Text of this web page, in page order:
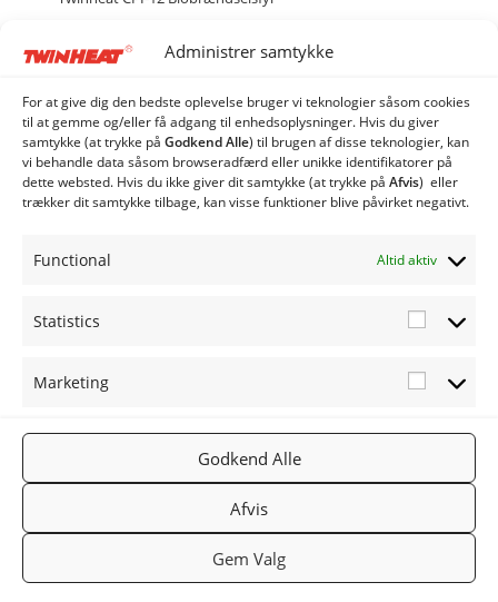
Administrer samtykke
For at give dig den bedste oplevelse bruger vi teknologier såsom cookies
til at gemme og/eller få adgang til enhedsoplysninger. Hvis du giver
samtykke (at trykke på Godkend Alle) til brugen af ​​disse teknologier, kan
vi behandle data såsom browseradfærd eller unikke identifikatorer på
dette websted. Hvis du ikke giver dit samtykke (at trykke på Afvis) eller
trækker dit samtykke tilbage, kan visse funktioner blive påvirket negativt.
Functional Altid aktiv
Statistics
Marketing
Godkend Alle
Afvis
Gem Valg
Twinheat Industri Anlæg
CS120 Biobrændselsanlæg
CS150 Biobrændselsanlæg
CS250 Biobrændselsanlæg
Type CSE med spjældhus
Øvrige produkter
T
TWINHEA
Gå til
Twinheat.
dk
nyhedsbr